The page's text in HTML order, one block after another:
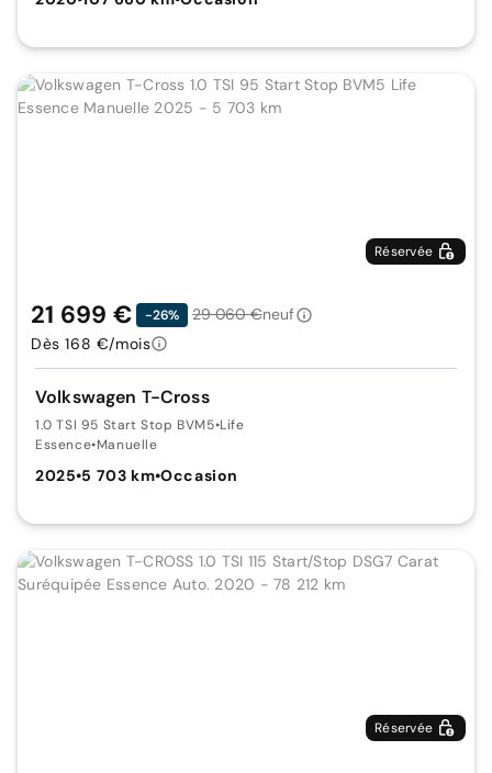
Réservée
Volkswagen T-Cross
1.0 TSI 95 Start Stop BVM5•Life
Essence•Manuelle
2025•5 703 km•Occasion
21 699 € -26% 29 060 €neuf
Dès 168 €/mois
Réservée